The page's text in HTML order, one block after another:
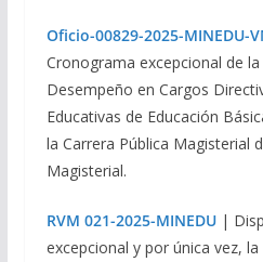
Oficio-00829-2025-MINEDU-
Cronograma excepcional de la
Desempeño en Cargos
Educativas de Educación
la Carrera Pública Magisterial
Magisterial.
RVM 021-2025-MINEDU|
excepcional y por única vez,